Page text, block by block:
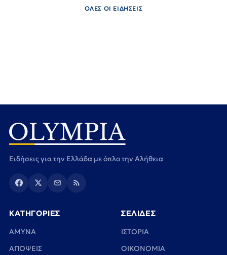
ΟΛΕΣ ΟΙ ΕΙΔΗΣΕΙΣ
Ειδήσεις για την Ελλάδα με όπλο την Αλήθεια
ΚΑΤΗΓΟΡΙΕΣ
ΑΜΥΝΑ
ΑΠΟΨΕΙΣ
ΣΕΛΙΔΕΣ
ΙΣΤΟΡΙΑ
ΟΙΚΟΝΟΜΙΑ